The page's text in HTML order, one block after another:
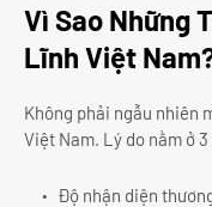
Vì Sao Những
Lĩnh Việt
Không phải ngẫu nhiên
Việt Nam. Lý do nằm ở
Độ nhận diện